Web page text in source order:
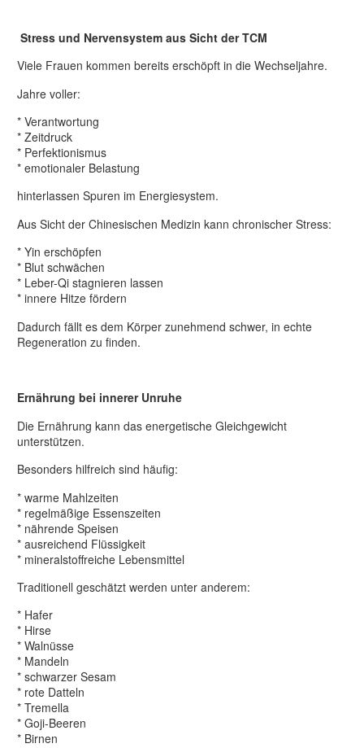
Stress und Nervensystem aus Sicht der TCM
Viele Frauen kommen bereits erschöpft in die Wechseljahre.
Jahre voller:
* Verantwortung
* Zeitdruck
* Perfektionismus
* emotionaler Belastung
hinterlassen Spuren im Energiesystem.
Aus Sicht der Chinesischen Medizin kann chronischer Stress:
* Yin erschöpfen
* Blut schwächen
* Leber-Qi stagnieren lassen
* innere Hitze fördern
Dadurch fällt es dem Körper zunehmend schwer, in echte
Regeneration zu finden.
Ernährung bei innerer Unruhe
Die Ernährung kann das energetische Gleichgewicht
unterstützen.
Besonders hilfreich sind häufig:
* warme Mahlzeiten
* regelmäßige Essenszeiten
* nährende Speisen
* ausreichend Flüssigkeit
* mineralstoffreiche Lebensmittel
Traditionell geschätzt werden unter anderem:
* Hafer
* Hirse
* Walnüsse
* Mandeln
* schwarzer Sesam
* rote Datteln
* Tremella
* Goji-Beeren
* Birnen